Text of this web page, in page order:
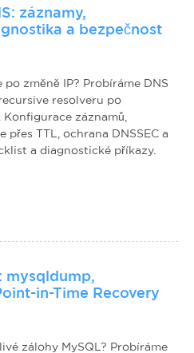
záznamy,
a bezpečnost
změně IP? Probíráme DNS
resolveru po
záznamů,
přes TTL, ochrana DNSSEC a
a diagnostické příkazy.
mysqldump,
in-Time Recovery
zálohy MySQL? Probíráme